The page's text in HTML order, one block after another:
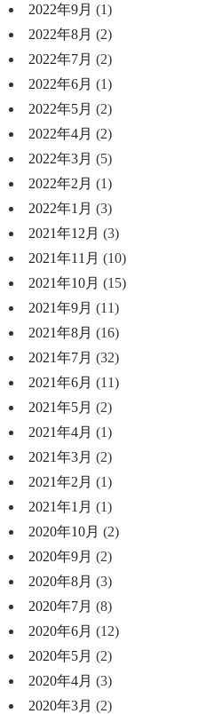
2022年9月 (1)
2022年8月 (2)
2022年7月 (2)
2022年6月 (1)
2022年5月 (2)
2022年4月 (2)
2022年3月 (5)
2022年2月 (1)
2022年1月 (3)
2021年12月 (3)
2021年11月 (10)
2021年10月 (15)
2021年9月 (11)
2021年8月 (16)
2021年7月 (32)
2021年6月 (11)
2021年5月 (2)
2021年4月 (1)
2021年3月 (2)
2021年2月 (1)
2021年1月 (1)
2020年10月 (2)
2020年9月 (2)
2020年8月 (3)
2020年7月 (8)
2020年6月 (12)
2020年5月 (2)
2020年4月 (3)
2020年3月 (2)